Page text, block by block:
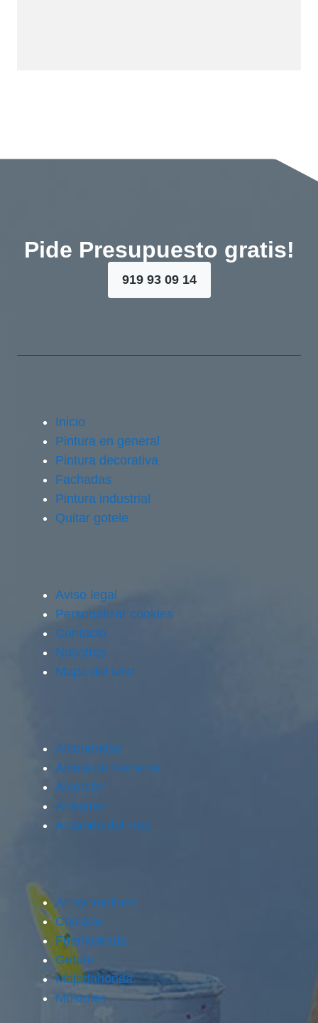
Pide Presupuesto gratis!
919 93 09 14
Inicio
Pintura en general
Pintura decorativa
Fachadas
Pintura industrial
Quitar gotele
Aviso legal
Personalizar cookies
Contacto
Nosotros
Mapa del sitio
Alcobendas
Alcalá de Henares
Alcorcón
Aranjuez
Arganda del Rey
Arroyomolinos
Coslada
Fuenlabrada
Getafe
Majadahonda
Móstoles